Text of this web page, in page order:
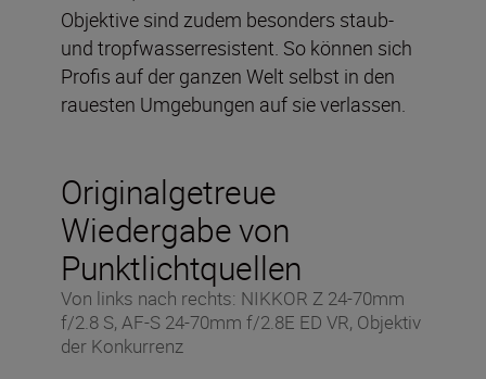
Objektive sind zudem besonders staub-
und tropfwasserresistent. So können sich
Profis auf der ganzen Welt selbst in den
rauesten Umgebungen auf sie verlassen.
Originalgetreue
Wiedergabe von
Punktlichtquellen
Von links nach rechts: NIKKOR Z 24-70mm
f/2.8 S, AF-S 24-70mm f/2.8E ED VR, Objektiv
der Konkurrenz